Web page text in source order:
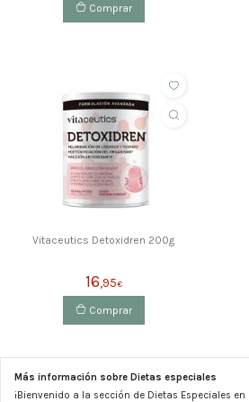
Comprar
Vitaceutics Detoxidren 200g
16,95€
Comprar
Más información sobre Dietas especiales
¡Bienvenido a la sección de Dietas Especiales